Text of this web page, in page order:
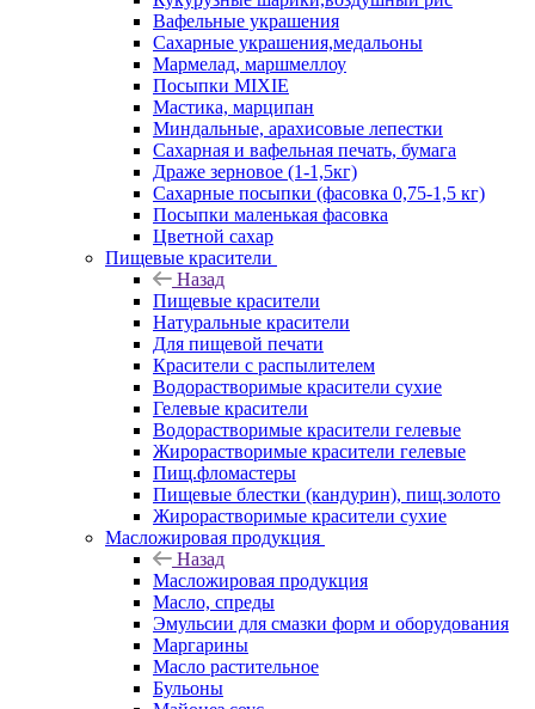
Вафельные украшения
Сахарные украшения,медальоны
Мармелад, маршмеллоу
Посыпки MIXIE
Мастика, марципан
Миндальные, арахисовые лепестки
Сахарная и вафельная печать, бумага
Драже зерновое (1-1,5кг)
Сахарные посыпки (фасовка 0,75-1,5 кг)
Посыпки маленькая фасовка
Цветной сахар
Пищевые красители
Назад
Пищевые красители
Натуральные красители
Для пищевой печати
Красители с распылителем
Водорастворимые красители сухие
Гелевые красители
Водорастворимые красители гелевые
Жирорастворимые красители гелевые
Пищ.фломастеры
Пищевые блестки (кандурин), пищ.золото
Жирорастворимые красители сухие
Масложировая продукция
Назад
Масложировая продукция
Масло, спреды
Эмульсии для смазки форм и оборудования
Маргарины
Масло растительное
Бульоны